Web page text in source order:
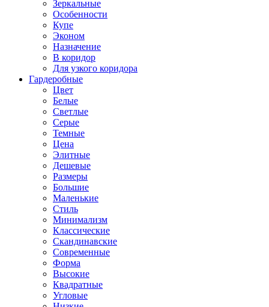
Зеркальные
Особенности
Купе
Эконом
Назначение
В коридор
Для узкого коридора
Гардеробные
Цвет
Белые
Светлые
Серые
Темные
Цена
Элитные
Дешевые
Размеры
Большие
Маленькие
Стиль
Минимализм
Классические
Скандинавские
Современные
Форма
Высокие
Квадратные
Угловые